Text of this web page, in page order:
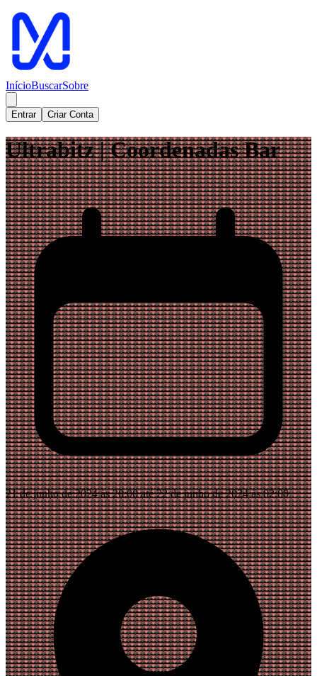
InícioBuscarSobre
Entrar Criar Conta
Ultrabitz | Coordenadas Bar
21 de junho de 2024 às 20:00 até 22 de junho de 2024 às 02:00